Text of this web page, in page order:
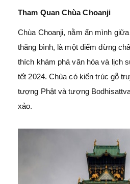
Tham Quan Chùa Choanji
Chùa Choanji, nằm ẩn mình
thăng bình, là một điểm dừng
thích khám phá văn hóa và lịch
tết 2024. Chùa có kiến trúc gỗ
tượng Phật và tượng
xảo.